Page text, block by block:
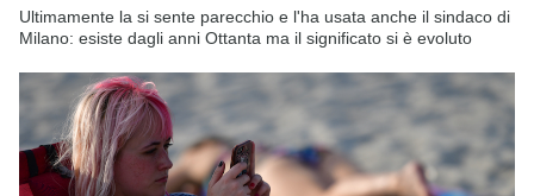
Ultimamente la si sente parecchio e l'ha usata anche il sindaco di
Milano: esiste dagli anni Ottanta ma il significato si è evoluto